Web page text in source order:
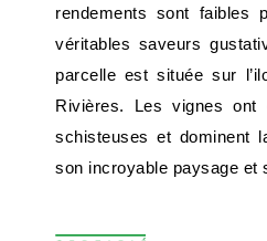
rendements sont faibles
véritables saveurs
parcelle est située sur
Rivières. Les vignes
schisteuses et dominent
son incroyable paysage et